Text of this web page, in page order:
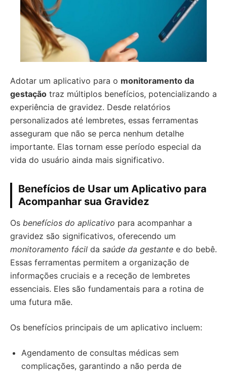
Adotar um aplicativo para o monitoramento da
gestação traz múltiplos benefícios, potencializando a
experiência de gravidez. Desde relatórios
personalizados até lembretes, essas ferramentas
asseguram que não se perca nenhum detalhe
importante. Elas tornam esse período especial da
vida do usuário ainda mais significativo.
Benefícios de Usar um Aplicativo para
Acompanhar sua Gravidez
Os benefícios do aplicativo para acompanhar a
gravidez são significativos, oferecendo um
monitoramento fácil da saúde da gestante e do bebê.
Essas ferramentas permitem a organização de
informações cruciais e a receção de lembretes
essenciais. Eles são fundamentais para a rotina de
uma futura mãe.
Os benefícios principais de um aplicativo incluem:
Agendamento de consultas médicas sem
complicações, garantindo a não perda de